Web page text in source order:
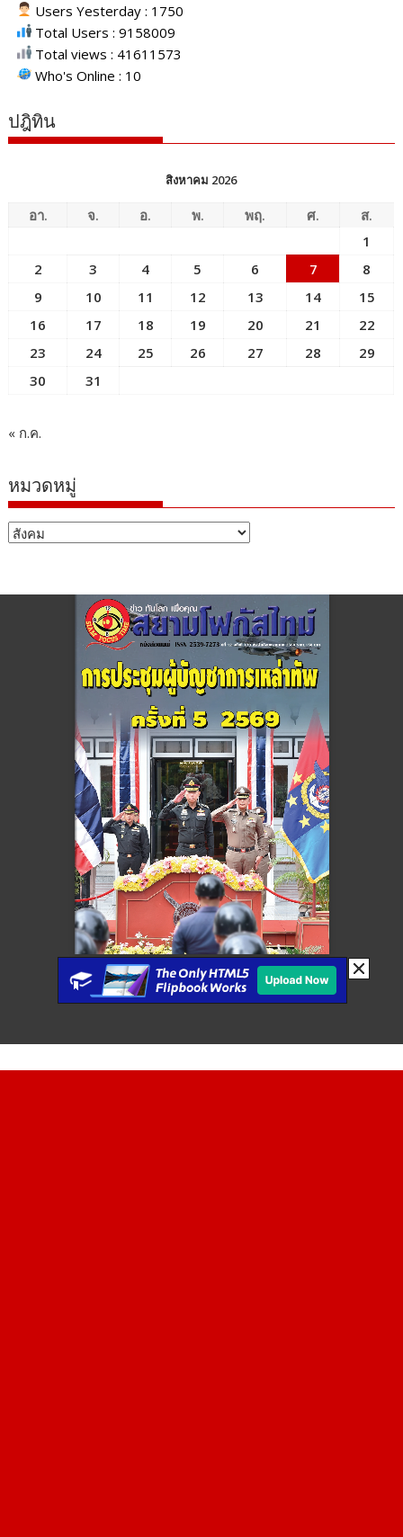
Users Yesterday : 1750
Total Users : 9158009
Total views : 41611573
Who's Online : 10
ปฎิทิน
สิงหาคม 2026
อา. จ. อ. พ. พฤ. ศ.
ส.
1
2
3 4 5 6 7
8
9
10 11 12 13 14
15
16
17 18 19 20 21
22
23
24 25 26 27 28
29
30
31
« ก.ค.
หมวดหมู่
หมวด